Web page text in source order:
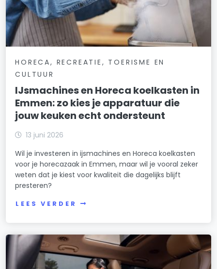
HORECA, RECREATIE, TOERISME EN
CULTUUR
IJsmachines en Horeca koelkasten in
Emmen: zo kies je apparatuur die
jouw keuken echt ondersteunt
13 juni 2026
Wil je investeren in ijsmachines en Horeca koelkasten
voor je horecazaak in Emmen, maar wil je vooral zeker
weten dat je kiest voor kwaliteit die dagelijks blijft
presteren?
LEES VERDER